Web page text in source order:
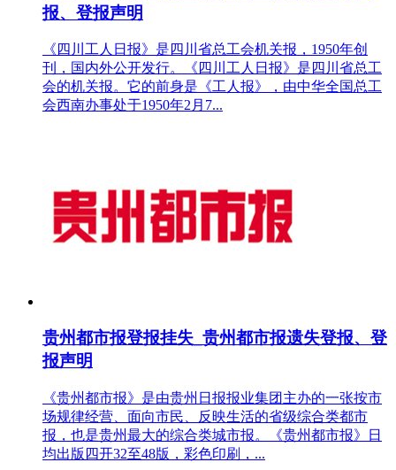
报、登报声明
《四川工人日报》是四川省总工会机关报，1950年创
刊，国内外公开发行。《四川工人日报》是四川省总工
会的机关报。它的前身是《工人报》，由中华全国总工
会西南办事处于1950年2月7...
贵州都市报登报挂失_贵州都市报遗失登报、登
报声明
《贵州都市报》是由贵州日报报业集团主办的一张按市
场规律经营、面向市民、反映生活的省级综合类都市
报，也是贵州最大的综合类城市报。《贵州都市报》日
均出版四开32至48版，彩色印刷，...